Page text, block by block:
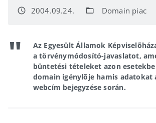
access_time 2004.09.24. folder_open Domain piac
Az Egyesült Államok
a törvénymódosító-javaslatot,
büntetési tételeket azon
domain igénylõje hamis adatokat
webcím bejegyzése során.